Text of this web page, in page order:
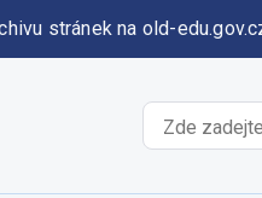
stránek na old-